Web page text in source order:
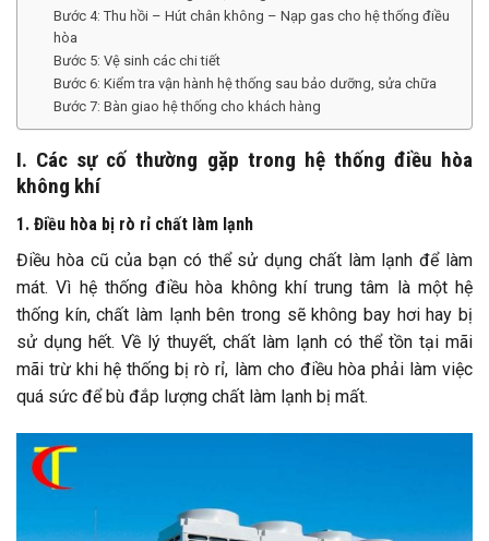
Bước 4: Thu hồi – Hút chân không – Nạp gas cho hệ thống điều
hòa
Bước 5: Vệ sinh các chi tiết
Bước 6: Kiểm tra vận hành hệ thống sau bảo dưỡng, sửa chữa
Bước 7: Bàn giao hệ thống cho khách hàng
I. Các sự cố thường gặp trong hệ thống điều hòa
không khí
1. Điều hòa bị rò rỉ chất làm lạnh
Điều hòa cũ của bạn có thể sử dụng chất làm lạnh để làm
mát. Vì hệ thống điều hòa không khí trung tâm là một hệ
thống kín, chất làm lạnh bên trong sẽ không bay hơi hay bị
sử dụng hết. Về lý thuyết, chất làm lạnh có thể tồn tại mãi
mãi trừ khi hệ thống bị rò rỉ, làm cho điều hòa phải làm việc
quá sức để bù đắp lượng chất làm lạnh bị mất.